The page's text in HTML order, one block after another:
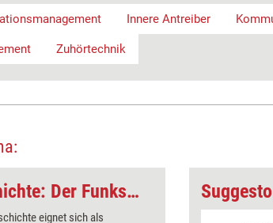
Innere Antreiber
Zuhörtechnik
Achtsamkeits-Geschichte: Der Funkspruch
eignet sich als